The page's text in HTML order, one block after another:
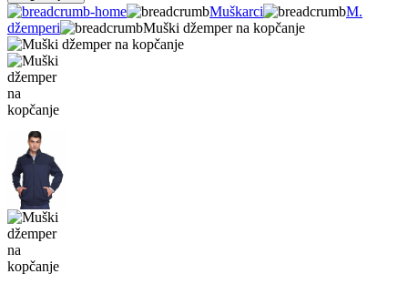
Muškarci
M.
džemperi
Muški džemper na kopčanje